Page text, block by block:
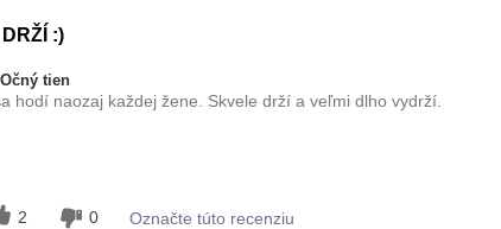
:)
tien
hodí naozaj každej žene. Skvele drží a veľmi dlho vydrží.
2 0 Označte túto recenziu